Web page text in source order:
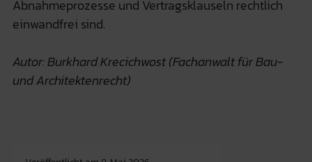
Abnahmeprozesse und Vertragsklauseln rechtlich
einwandfrei sind.
Autor: Burkhard Krecichwost (Fachanwalt für Bau-
und Architektenrecht)